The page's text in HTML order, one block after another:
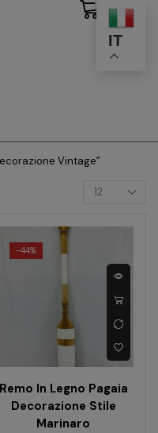
IT
Vintage”
-44%
Remo In Legno Pagaia
Decorazione Stile
Marinaro